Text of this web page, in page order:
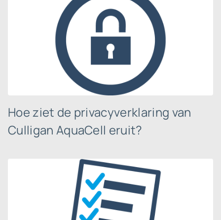
Hoe ziet de privacyverklaring van
Culligan AquaCell eruit?